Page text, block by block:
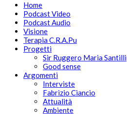
Home
Podcast Video
Podcast Audio
Visione
Terapia C.R.A.Pu
Progetti
Sir Ruggero Maria Santilli
Good sense
Argomenti
Interviste
Fabrizio Ciancio
Attualità
Ambiente